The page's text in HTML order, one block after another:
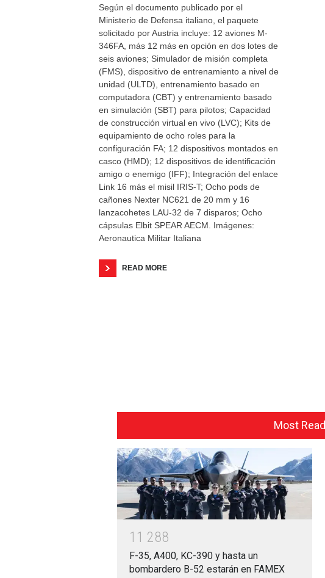
Según el documento publicado por el
Ministerio de Defensa italiano, el paquete
solicitado por Austria incluye: 12 aviones M-
346FA, más 12 más en opción en dos lotes de
seis aviones; Simulador de misión completa
(FMS), dispositivo de entrenamiento a nivel de
unidad (ULTD), entrenamiento basado en
computadora (CBT) y entrenamiento basado
en simulación (SBT) para pilotos; Capacidad
de construcción virtual en vivo (LVC); Kits de
equipamiento de ocho roles para la
configuración FA; 12 dispositivos montados en
casco (HMD); 12 dispositivos de identificación
amigo o enemigo (IFF); Integración del enlace
Link 16 más el misil IRIS-T; Ocho pods de
cañones Nexter NC621 de 20 mm y 16
lanzacohetes LAU-32 de 7 disparos; Ocho
cápsulas Elbit SPEAR AECM. Imágenes:
Aeronautica Militar Italiana
READ MORE
Most Read
1 1 288
F-35, A400, KC-390 y hasta un
bombardero B-52 estarán en FAMEX